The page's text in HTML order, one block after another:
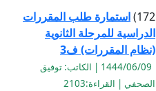
172) استمارة طلب المقررات
الدراسية للمرحلة الثانوية
(نظام المقررات) ف3
1444/06/09 | الكاتب: توفيق
الصحفي | القراءة:2103